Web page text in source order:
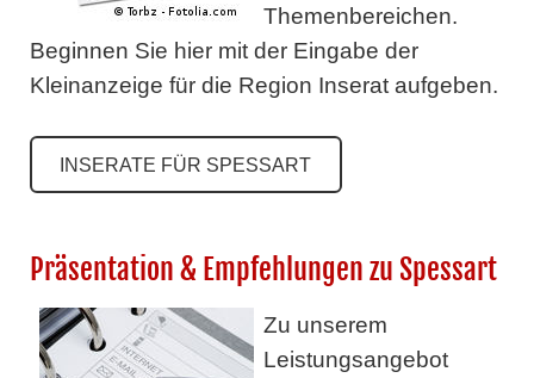
Themenbereichen.
Beginnen Sie hier mit der Eingabe der
Kleinanzeige für die Region Inserat aufgeben.
INSERATE FÜR SPESSART
Präsentation & Empfehlungen zu Spessart
Zu unserem
Leistungsangebot